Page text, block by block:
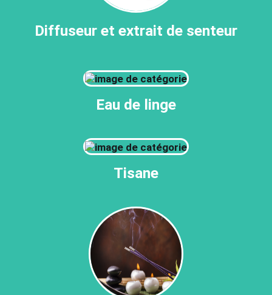
Diffuseur et extrait de senteur
Eau de linge
Tisane